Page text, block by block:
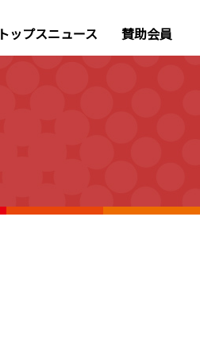
トップスニュース 賛助会員